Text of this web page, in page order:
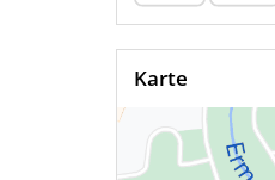
Karte